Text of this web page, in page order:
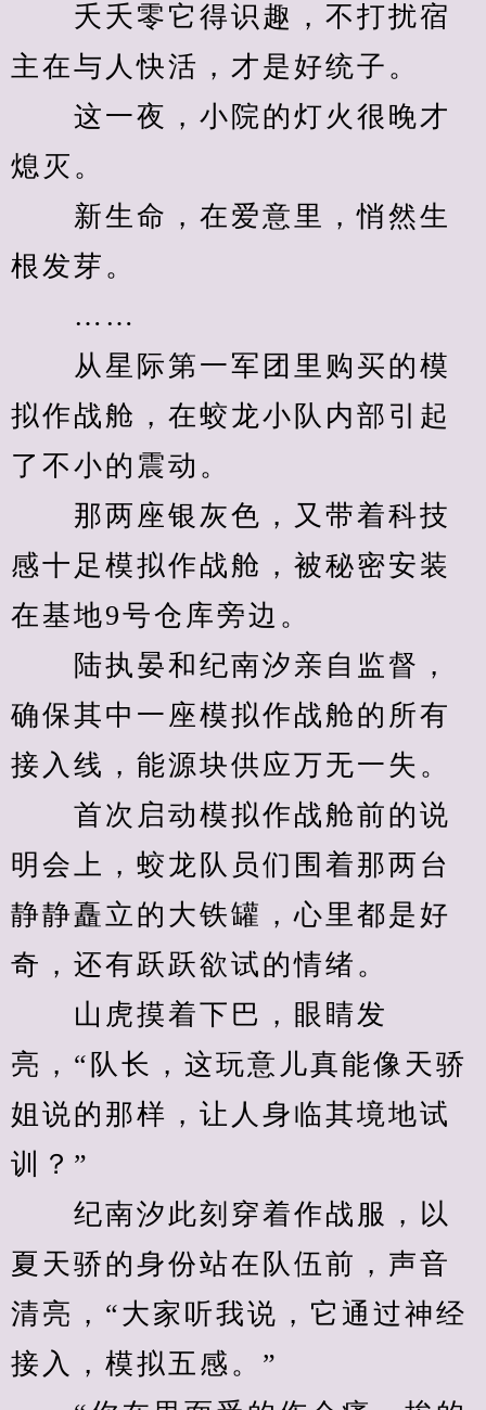
夭夭零它得识趣，不打扰宿
主在与人快活，才是好统子。
这一夜，小院的灯火很晚才
熄灭。
新生命，在爱意里，悄然生
根发芽。
……
从星际第一军团里购买的模
拟作战舱，在蛟龙小队内部引起
了不小的震动。
那两座银灰色，又带着科技
感十足模拟作战舱，被秘密安装
在基地9号仓库旁边。
陆执晏和纪南汐亲自监督，
确保其中一座模拟作战舱的所有
接入线，能源块供应万无一失。
首次启动模拟作战舱前的说
明会上，蛟龙队员们围着那两台
静静矗立的大铁罐，心里都是好
奇，还有跃跃欲试的情绪。
山虎摸着下巴，眼睛发
亮，“队长，这玩意儿真能像天骄
姐说的那样，让人身临其境地试
训？”
纪南汐此刻穿着作战服，以
夏天骄的身份站在队伍前，声音
清亮，“大家听我说，它通过神经
接入，模拟五感。”